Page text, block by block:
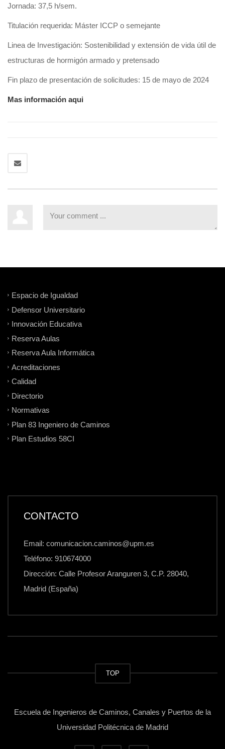
Jornada: 37,5 h/sem.
Titulación requerida: Máster ICCP o semejante
Linea de Investigación: Sostenibilidad y extensión de vida útil de
estructuras de hormigón armado y pretensado
Fin plazo de presentación de solicitudes: 15 de mayo de 2024
Mas información aqui
Espacio de Igualdad
Defensor Universitario
Innovación Educativa
Reserva Aulas
Reserva Aula Informática
Acreditaciones
Calidad
Directorio
Normativas
Plan 83 Ingeniero de Caminos
Plan Estudios 58CI
CONTACTO
Email: comunicacion.caminos@upm.es
Teléfono: 910674000
Dirección: Calle Profesor Aranguren 3, C.P. 28040,
Madrid (España)
TOP
Escuela de Ingenieros de Caminos, Canales y Puertos de la
Universidad Politécnica de Madrid